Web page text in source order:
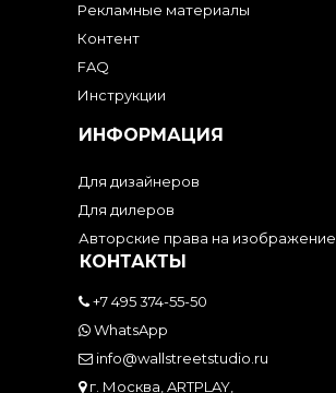
Рекламные материалы
Контент
FAQ
Инструкции
ИНФОРМАЦИЯ
Для дизайнеров
Для дилеров
Авторские права на изображение
КОНТАКТЫ
+7 495 374-55-50
WhatsApp
info@wallstreetstudio.ru
г. Москва, ARTPLAY,